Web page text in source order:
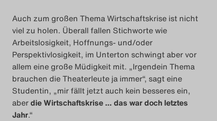
Auch zum großen Thema Wirtschaftskrise ist nicht
viel zu holen. Überall fallen Stichworte wie
Arbeitslosigkeit, Hoffnungs- und/oder
Perspektivlosigkeit, im Unterton schwingt aber vor
allem eine große Müdigkeit mit. „Irgendein Thema
brauchen die Theaterleute ja immer“, sagt eine
Studentin, „mir fällt jetzt auch kein besseres ein,
aberdie Wirtschaftskrise … das war doch letztes
Jahr.“